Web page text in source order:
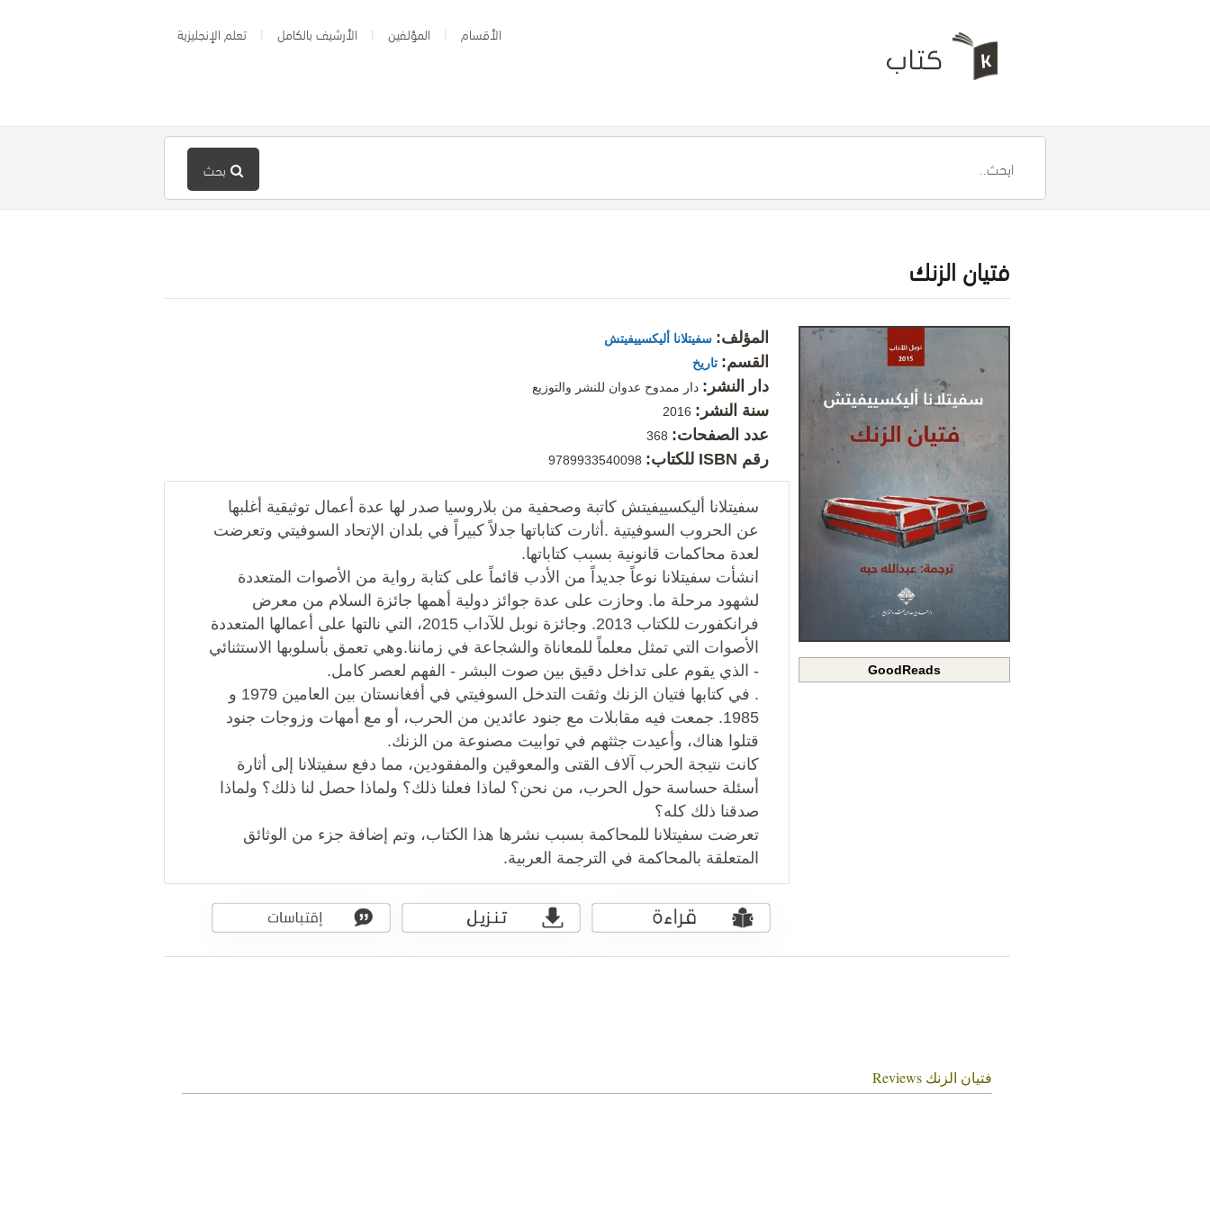
الأقسام المؤلفين الأرشيف بالكامل تعلم الإنجليزية
بحث
فتيان الزنك
GoodReads
المؤلف: سفيتلانا أليكسييفيتش
القسم: تاريخ
دار النشر: دار ممدوح عدوان للنشر والتوزيع
سنة النشر:
عدد الصفحات:
رقم ISBN للكتاب: 9789933540098
سفيتلانا أليكسييفيتش كاتبة وصحفية من بلاروسيا صدر لها عدة أعمال توثيقية أغلبها
عن الحروب السوفيتية .أثارت كتاباتها جدلاً كبيراً في بلدان الإتحاد السوفيتي وتعرضت
لعدة محاكمات قانونية بسبب كتاباتها.
انشأت سفيتلانا نوعاً جديداً من الأدب قائماً على كتابة رواية من الأصوات المتعددة
لشهود مرحلة ما. وحازت على عدة جوائز دولية أهمها جائزة السلام من معرض
فرانكفورت للكتاب 2013. وجائزة نوبل للآداب 2015، التي نالتها على أعمالها المتعددة
الأصوات التي تمثل معلماً للمعاناة والشجاعة في زماننا.وهي تعمق بأسلوبها الاستثنائي
- الذي يقوم على تداخل دقيق بين صوت البشر - الفهم لعصر كامل.
. في كتابها فتيان الزنك وثقت التدخل السوفيتي في أفغانستان بين العامين 1979 و
1985. جمعت فيه مقابلات مع جنود عائدين من الحرب، أو مع أمهات وزوجات جنود
قتلوا هناك، وأعيدت جثثهم في توابيت مصنوعة من الزنك.
كانت نتيجة الحرب آلاف القتى والمعوقين والمفقودين، مما دفع سفيتلانا إلى أثارة
أسئلة حساسة حول الحرب، من نحن؟ لماذا فعلنا ذلك؟ ولماذا حصل لنا ذلك؟ ولماذا
صدقنا ذلك كله؟
تعرضت سفيتلانا للمحاكمة بسبب نشرها هذا الكتاب، وتم إضافة جزء من الوثائق
المتعلقة بالمحاكمة في الترجمة العربية.
فتيان الزنك Reviews